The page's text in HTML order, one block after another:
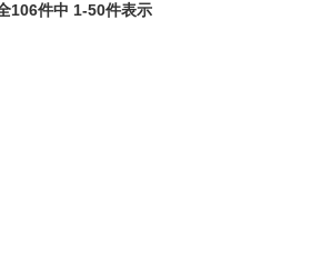
106件中 1-50件表示